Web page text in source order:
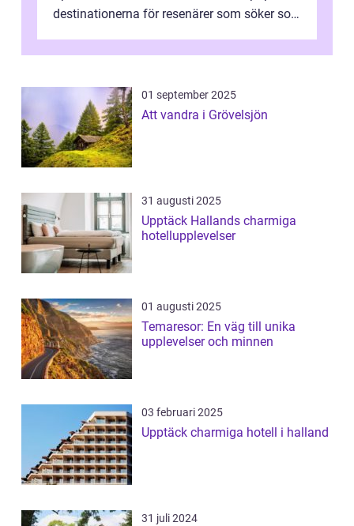
destinationerna för resenärer som söker sol,
01 september 2025
Att vandra i Grövelsjön
31 augusti 2025
Upptäck Hallands charmiga
hotellupplevelser
01 augusti 2025
Temaresor: En väg till unika
upplevelser och minnen
03 februari 2025
Upptäck charmiga hotell i halland
31 juli 2024